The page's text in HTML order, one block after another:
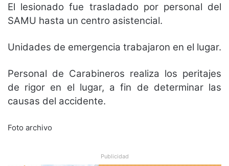
El lesionado fue trasladado por personal del
SAMU hasta un centro asistencial.
Unidades de emergencia trabajaron en el lugar.
Personal de Carabineros realiza los peritajes
de rigor en el lugar, a fin de determinar las
causas del accidente.
Foto archivo
Publicidad